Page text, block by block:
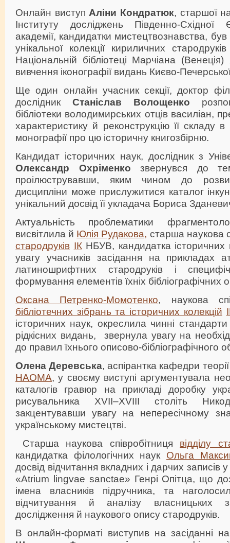
Онлайн виступ Аліни Кондратюк, старшої
Інституту досліджень Південно-Східної
академії, кандидатки мистецтвознавства,
унікальної колекції кириличних
Національній бібліотеці Марчіана
вивчення іконографії видань Києво-
Ще один онлайн учасник секції, доктор
дослідник Станіслав Волощенко
бібліотеки володимирських отців василіан,
характеристику й реконструкцію її складу в
монографії про цю історичну книгозбірню.
Кандидат історичних наук, дослідник з
Олександр Охріменко звернувся до
проілюструвавши, яким чином до
дисципліни може прислужитися каталог
унікальний досвід її укладача Бориса
Актуальність проблематики
висвітлила й Юлія Рудакова, старша наукова
стародруків ІКНБУВ, кандидатка історичних
увагу учасників засідання на прикладах
латиношрифтних стародруків і
формування елементів їхніх бібліографічних
Оксана Петренко-Момотенко, наукова
бібліотечних зібрань та історичних колекцій
історичних наук, окреслила чинні стандарти
рідкісних видань, звернула увагу на
до правил їхнього описово-бібліографічного
Олена Деревська, аспірантка кафедри
НАОМА, у своєму виступі аргументувала
каталогів гравюр на прикладі доробку
рисувальника XVII–XVIII століть
закцентувавши увагу на непересічному
українському мистецтві.
Старша наукова співробітниця відділу
кандидатка філологічних наук Ольга
досвід відчитання вкладних і дарчих записів
«Atrium lingvae sanctae» Генрі Опітца, що
імена власників підручника, та
відчитування й аналізу власницьких
дослідження й наукового опису стародруків.
В онлайн-форматі виступив на засіданні